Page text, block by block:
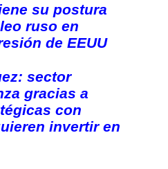
su postura
ruso en
de EEUU
sector
gracias a
con
invertir en